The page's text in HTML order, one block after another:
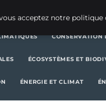
CONSERVATION
ÉCOSYSTÈMES ET
ÉNERGIE ET CLIMAT
acceptez notre